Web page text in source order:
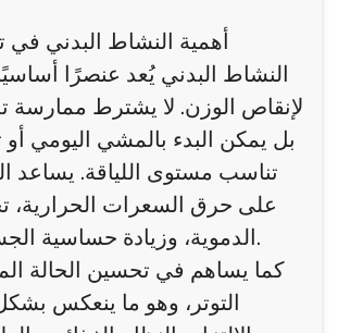
أهمية النشاط البدني في
النشاط البدني يُعد عنصرًا
لإنقاص الوزن. لا يشترط ممارسة
بل يمكن البدء بالمشي اليومي أو
تناسب مستوى اللياقة. يساعد
على حرق السعرات الحرارية،
الدموية، وزيادة حساسية الجسم للأنسولين.
كما يساهم في تحسين الحالة
التوتر، وهو ما ينعكس